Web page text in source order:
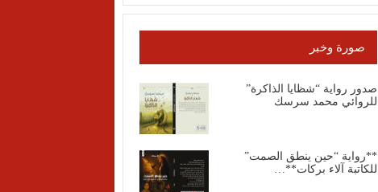
صورة وخبر
صدور رواية “شظايا الذاكرة”
للروائي محمد سرسك
**رواية “حين ينطق الصمت”
للكاتبة آلاء بركات**…